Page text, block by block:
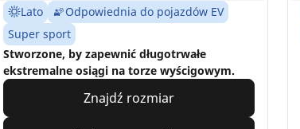
Lato
Odpowiednia do pojazdów EV
Super sport
Stworzone, by zapewnić długotrwałe
ekstremalne osiągi na torze wyścigowym.
Znajdź rozmiar